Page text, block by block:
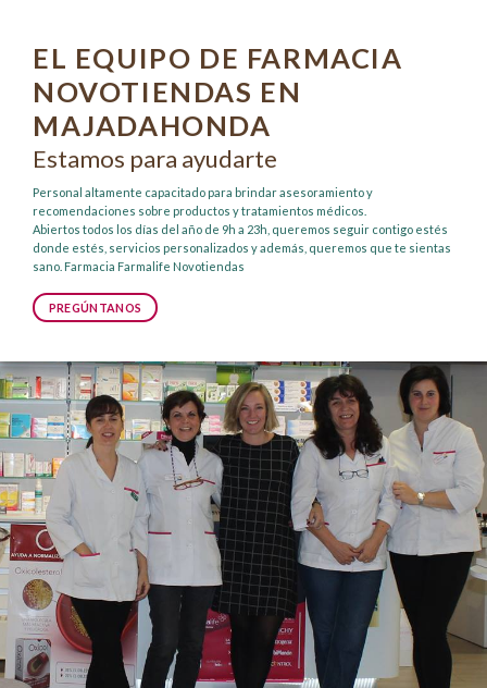
EL EQUIPO DE FARMACIA
NOVOTIENDAS EN
MAJADAHONDA
Estamos para ayudarte
Personal altamente capacitado para brindar asesoramiento y
recomendaciones sobre productos y tratamientos médicos.
Abiertos todos los días del año de 9h a 23h, queremos seguir contigo estés
donde estés, servicios personalizados y además, queremos que te sientas
sano. Farmacia Farmalife Novotiendas
PREGÚNTANOS